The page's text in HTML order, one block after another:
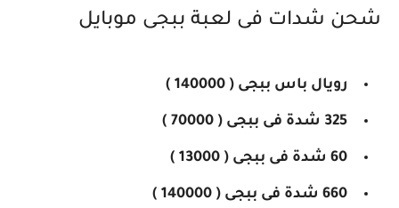
شحن شدات فى لعبة ببجى موبايل
رويال باس ببجى ( 140000 )
325 شدة فى ببجى ( 70000 )
60 شدة فى ببجى ( 13000 )
660 شدة فى ببجى ( 140000 )